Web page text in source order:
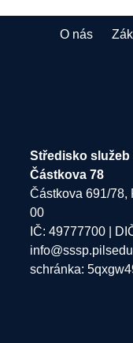
O nás
Středisko služeb
Částkova 78
Částkova 691/78,
00
IČ: 49777700 |
schránka: